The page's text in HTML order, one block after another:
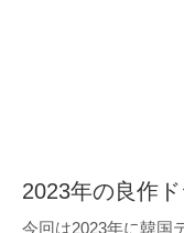
2023年の良作
今回は2023年に韓国